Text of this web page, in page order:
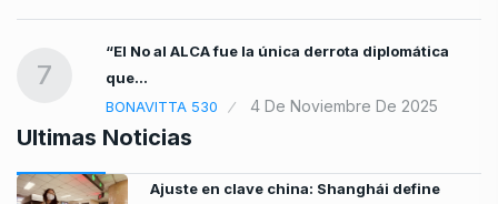
7
“El No al ALCA fue la única derrota diplomática
que…
BONAVITTA 530
4 De Noviembre De 2025
Ultimas Noticias
Ajuste en clave china: Shanghái define